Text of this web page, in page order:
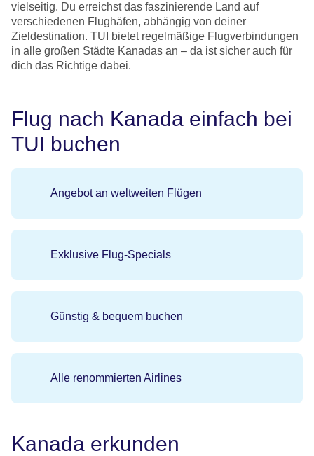
vielseitig. Du erreichst das faszinierende Land auf
verschiedenen Flughäfen, abhängig von deiner
Zieldestination. TUI bietet regelmäßige Flugverbindungen
in alle großen Städte Kanadas an – da ist sicher auch für
dich das Richtige dabei.
Flug nach Kanada einfach bei
TUI buchen
Angebot an weltweiten Flügen
Exklusive Flug-Specials
Günstig & bequem buchen
Alle renommierten Airlines
Kanada erkunden